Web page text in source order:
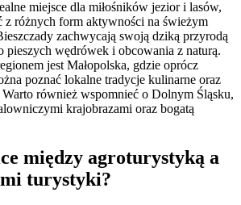
miejsce dla miłośników jezior i lasów,
z różnych form aktywności na świeżym
zachwycają swoją dziką przyrodą
pieszych wędrówek i obcowania z naturą.
jest Małopolska, gdzie oprócz
poznać lokalne tradycje kulinarne oraz
Warto również wspomnieć o Dolnym Śląsku,
krajobrazami oraz bogatą
między agroturystyką a
turystyki?